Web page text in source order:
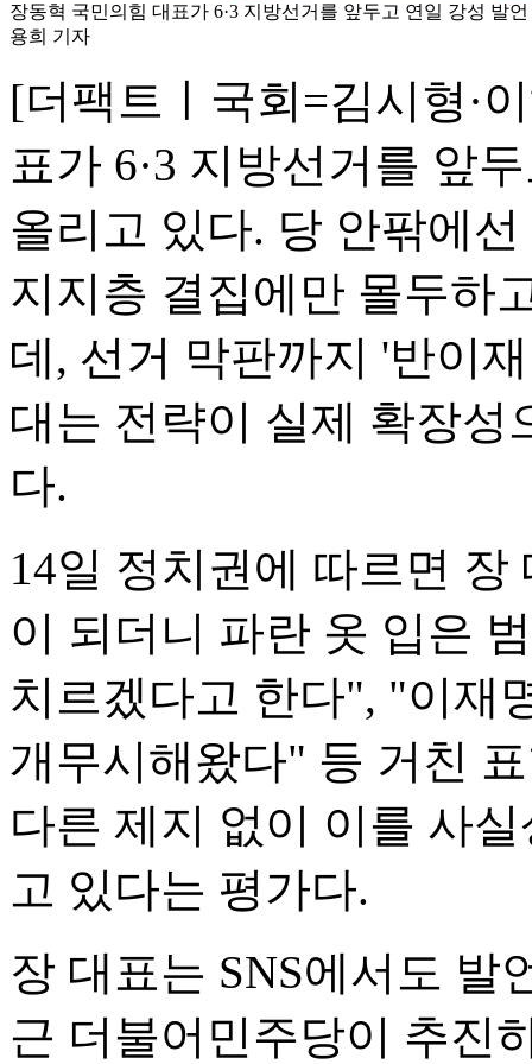
장동혁 국민의힘 대표가 6·3 지방선거를 앞두고 연일 강성 발
용희 기자
[더팩트ㅣ국회=김시형·
표가 6·3 지방선거를 앞
올리고 있다. 당 안팎에
지지층 결집에만 몰두하
데, 선거 막판까지 '반이
대는 전략이 실제 확장성
다.
14일 정치권에 따르면
이 되더니 파란 옷 입은
치르겠다고 한다", "이재
개무시해왔다" 등 거친
다른 제지 없이 이를 사
고 있다는 평가다.
장 대표는 SNS에서도 발
근 더불어민주당이 추진